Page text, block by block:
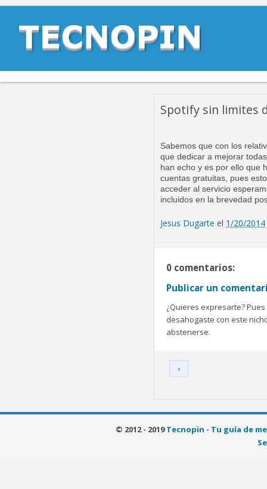
Spotify sin limites
Sabemos que con los
que dedicar a mejorar
han echo y es por ello que
cuentas gratuitas, pues
acceder al servicio
incluidos en la brevedad
Jesus Dugarte el 1/20/2014
0 comentarios:
Publicar un
¿Quieres expresarte?
desahogaste con este
abstenerse.
‹
© 2012 - 2019Tecnopin - Tu guía de